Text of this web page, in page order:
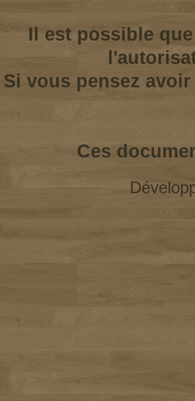
Il est possible
Si vous pensez
Ces